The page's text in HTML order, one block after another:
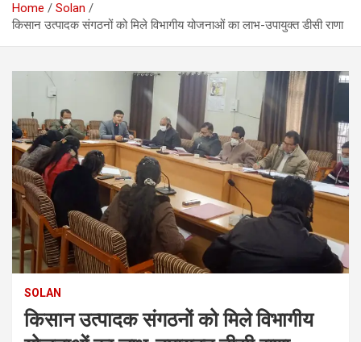
Home
Solan
किसान उत्पादक संगठनों को मिले विभागीय योजनाओं का लाभ-उपायुक्त डीसी राणा
SOLAN
किसान उत्पादक संगठनों को मिले विभागीय